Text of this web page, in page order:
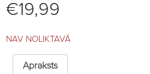
€19,99
NAV NOLIKTAVĀ
Apraksts